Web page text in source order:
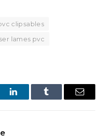
clipsables
lames pvc
LinkedInTumblr Email